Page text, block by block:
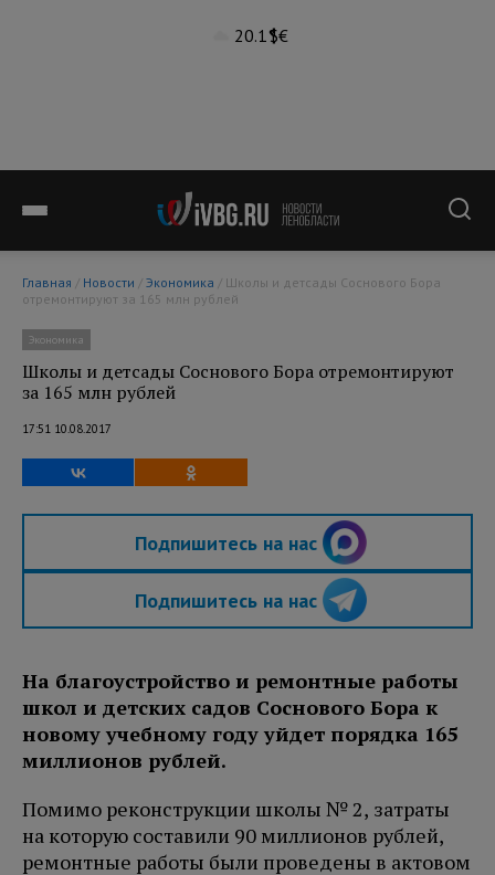
20.1°$€
Главная / Новости / Экономика
отремонтируют за 165 млн рублей
Экономика
Школы и детсады Соснового Бора отремонтируют
за 165 млн рублей
17:51 10.08.2017
Подпишитесь на нас
Подпишитесь на нас
На благоустройство и ремонтные работы
школ и детских садов Соснового Бора к
новому учебному году уйдет порядка 165
миллионов рублей.
Помимо реконструкции школы № 2, затраты
на которую составили 90 миллионов рублей,
ремонтные работы были проведены в актовом